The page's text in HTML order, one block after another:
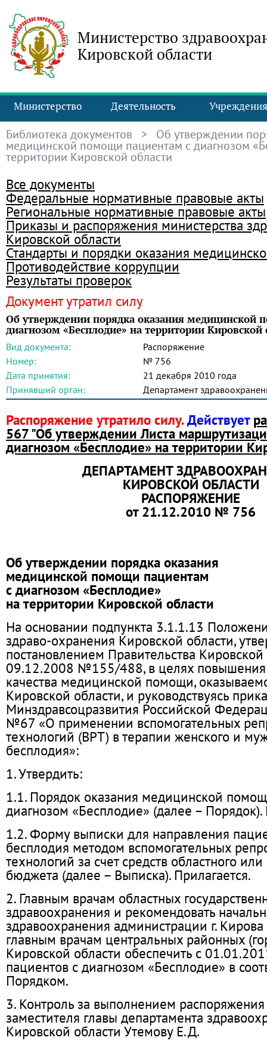
Министерство
Кировской области
Министерство Деятельность Учреждения
Библиотека документов > Об утверждении
медицинской помощи пациентам с диагнозом
территории Кировской области
Все документы
Федеральные нормативные правовые акты
Региональные нормативные правовые акты
Приказы и распоряжения министерства
Кировской области
Стандарты и порядки оказания
Противодействие коррупции
Результаты проверок
Документ утратил силу
Об утверждении порядка оказания медицинской
диагнозом «Бесплодие» на территории Кировской
Вид документа:
Распоряжение
Номер:
№ 756
Дата принятия:
21 декабря 2010 года
Принявший орган:
Департамент
Распоряжение утратило силу.Действует
567 "Об утверждении Листа
диагнозом «Бесплодие» на территории
ДЕПАРТАМЕНТ
КИРОВСКОЙ ОБЛАСТИ
РАСПОРЯЖЕНИЕ
от 21.12.2010 № 756
Об утверждении порядка оказания
медицинской помощи пациентам
с диагнозом «Бесплодие»
на территории Кировской области
На основании подпункта 3.1.1.13
здраво-охранения Кировской области,
постановлением Правительства Кировской
09.12.2008 №155/488, в целях
качества медицинской помощи,
Кировской области, и руководствуясь
Минздравсоцразвития Российской
№67 «О применении вспомогательных
технологий (ВРТ) в терапии женского и
бесплодия»:
1. Утвердить:
1.1. Порядок оказания медицинской
диагнозом «Бесплодие» (далее – Порядок).
1.2. Форму выписки для направления
бесплодия методом вспомогательных
технологий за счет средств областного
бюджета (далее – Выписка). Прилагается.
2. Главным врачам областных
здравоохранения и рекомендовать
здравоохранения администрации г.
главным врачам центральных районных
Кировской области обеспечить с
пациентов с диагнозом «Бесплодие» в
Порядком.
3. Контроль за выполнением
заместителя главы департамента
Кировской области Утемову Е.Д.